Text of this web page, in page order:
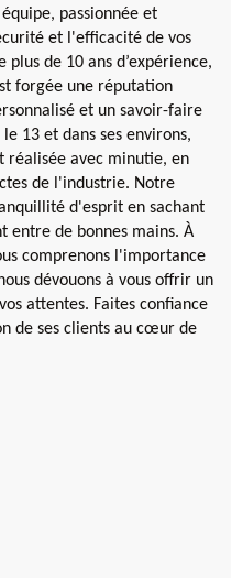
passionnée et
et l'efficacité de vos
de 10 ans d’expérience,
forgée une réputation
et un savoir-faire
13 et dans ses environs,
réalisée avec minutie, en
de l'industrie. Notre
d'esprit en sachant
entre de bonnes mains. À
comprenons l'importance
dévouons à vous offrir un
attentes. Faites confiance
de ses clients au cœur de